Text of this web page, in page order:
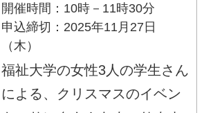
開催時間：10時－11時30分
申込締切：2025年11月27日
（木）
福祉大学の女性3人の学生さん
による、クリスマスのイベン